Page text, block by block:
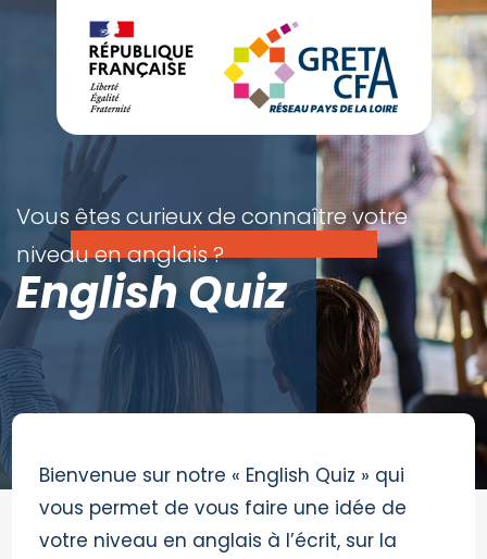
Vous êtes curieux de connaître votre
niveau en anglais ?
English Quiz
Bienvenue sur notre « English Quiz » qui
vous permet de vous faire une idée de
votre niveau en anglais à l’écrit, sur la